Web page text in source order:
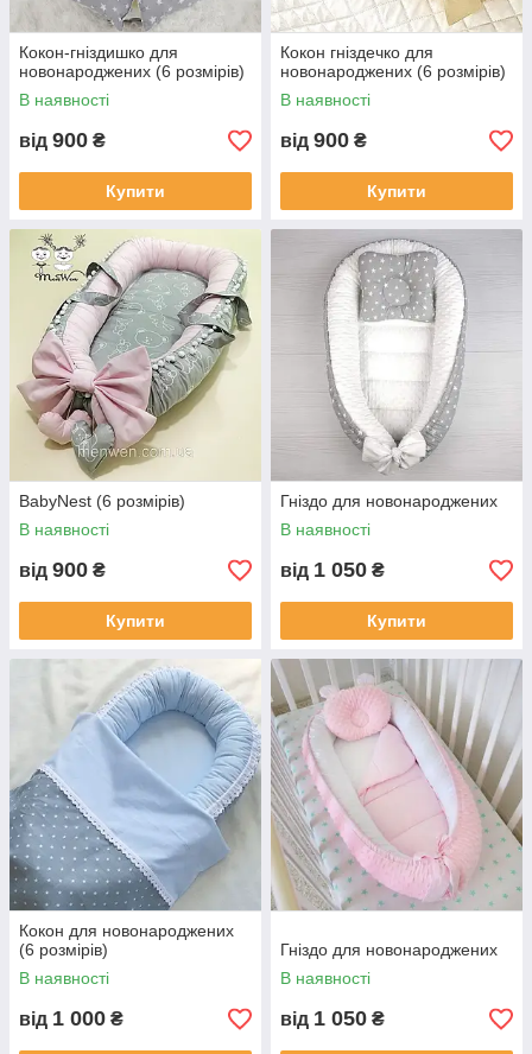
Кокон-гніздишко для
новонароджених (6 розмірів)
В наявності
від 900 ₴
Купити
Кокон гніздечко для
новонароджених (6 розмірів)
В наявності
від 900 ₴
Купити
BabyNest (6 розмірів)
В наявності
від 900 ₴
Купити
Гніздо для новонароджених
В наявності
від 1 050 ₴
Купити
Кокон для новонароджених
(6 розмірів)
В наявності
від 1 000 ₴
Гніздо для новонароджених
В наявності
від 1 050 ₴